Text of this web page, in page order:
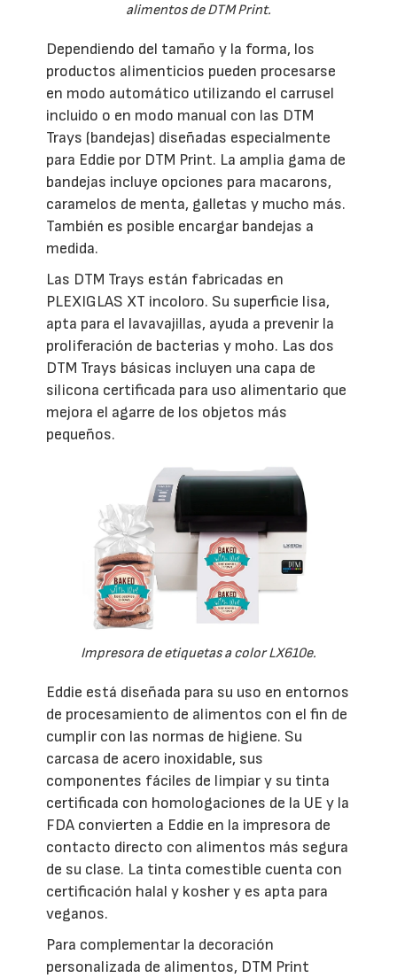
alimentos de DTM Print.
Dependiendo del tamaño y la forma, los
productos alimenticios pueden procesarse
en modo automático utilizando el carrusel
incluido o en modo manual con las DTM
Trays (bandejas) diseñadas especialmente
para Eddie por DTM Print. La amplia gama de
bandejas incluye opciones para macarons,
caramelos de menta, galletas y mucho más.
También es posible encargar bandejas a
medida.
Las DTM Trays están fabricadas en
PLEXIGLAS XT incoloro. Su superficie lisa,
apta para el lavavajillas, ayuda a prevenir la
proliferación de bacterias y moho. Las dos
DTM Trays básicas incluyen una capa de
silicona certificada para uso alimentario que
mejora el agarre de los objetos más
pequeños.
Impresora de etiquetas a color LX610e.
Eddie está diseñada para su uso en entornos
de procesamiento de alimentos con el fin de
cumplir con las normas de higiene. Su
carcasa de acero inoxidable, sus
componentes fáciles de limpiar y su tinta
certificada con homologaciones de la UE y la
FDA convierten a Eddie en la impresora de
contacto directo con alimentos más segura
de su clase. La tinta comestible cuenta con
certificación halal y kosher y es apta para
veganos.
Para complementar la decoración
personalizada de alimentos, DTM Print